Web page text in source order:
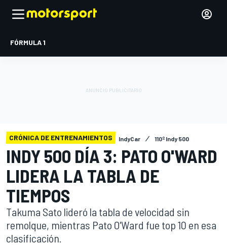
FÓRMULA 1
CRÓNICA DE ENTRENAMIENTOS IndyCar 110º Indy 500
INDY 500 DÍA 3: PATO O'WARD
LIDERA LA TABLA DE
TIEMPOS
Takuma Sato lideró la tabla de velocidad sin
remolque, mientras Pato O'Ward fue top 10 en esa
clasificación.